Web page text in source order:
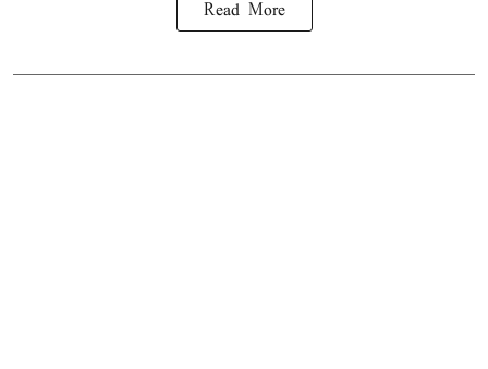
Read More